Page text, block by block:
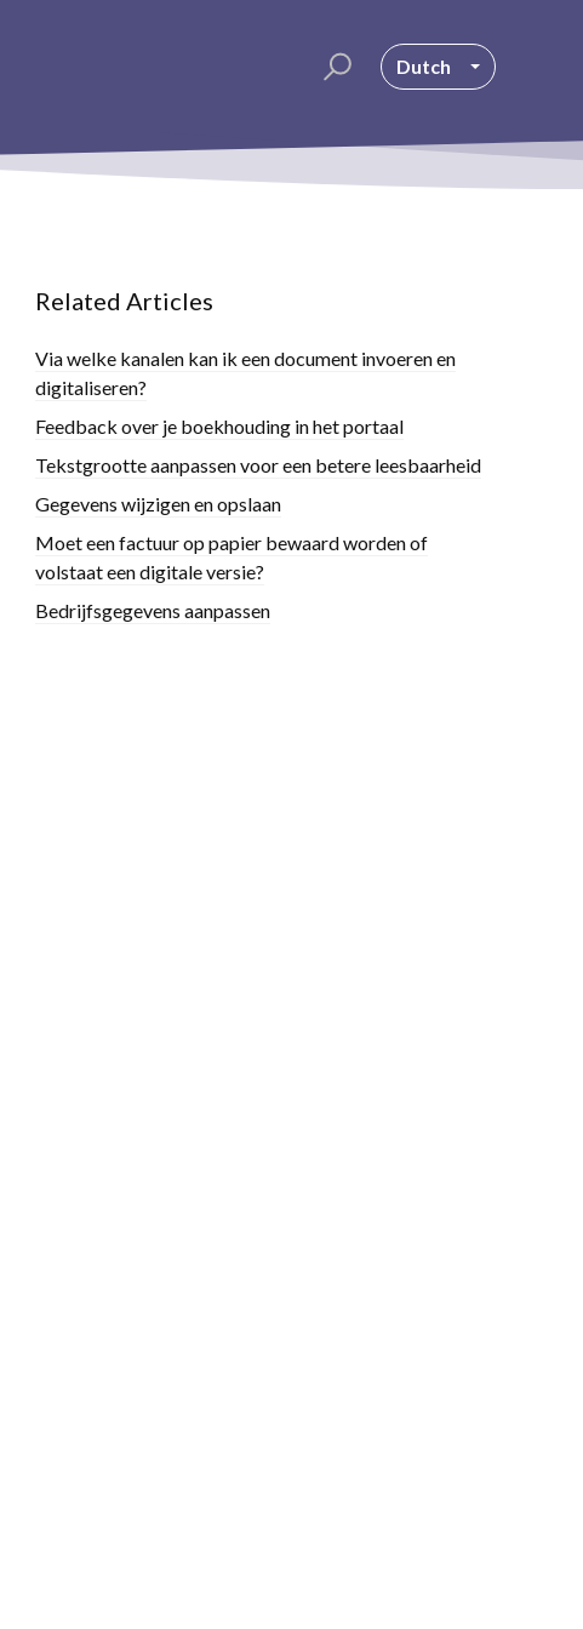
Dutch
Related Articles
Via welke kanalen kan ik een document invoeren en
digitaliseren?
Feedback over je boekhouding in het portaal
Tekstgrootte aanpassen voor een betere leesbaarheid
Gegevens wijzigen en opslaan
Moet een factuur op papier bewaard worden of
volstaat een digitale versie?
Bedrijfsgegevens aanpassen